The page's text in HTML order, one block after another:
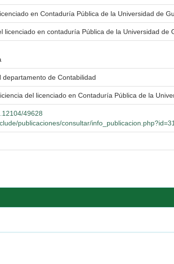
en Contaduría Pública de la Universidad de
licenciado en contaduría Pública de la Universidad de
departamento de Contabilidad
del licenciado en Contaduría Pública de la
49628
publicaciones/consultar/info_publicacion.php?id=31